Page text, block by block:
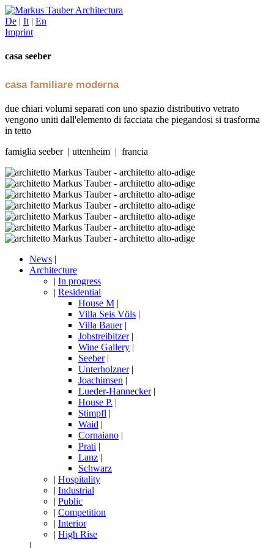
De | It | En
Imprint
casa seeber
casa familiare moderna
due chiari volumi separati con uno spazio distributivo vetrato
vengono uniti dall'elemento di facciata che piegandosi si trasforma
in tetto
famiglia seeber | uttenheim | francia
News |
Architecture
| In progress
| Residential
House M |
Villa Seis Völs |
Villa Bauer|
Jobstreibitzer|
Wine Gallery |
Seeber|
Unterholzner|
Joachimsen |
Lueder-Hannecker|
House P. |
Stimpfl |
Waid |
Cornaiano |
Prati |
Lanz |
Schwarz
| Hospitality
| Industrial
| Public
| Competition
| Interior
| High Rise
|